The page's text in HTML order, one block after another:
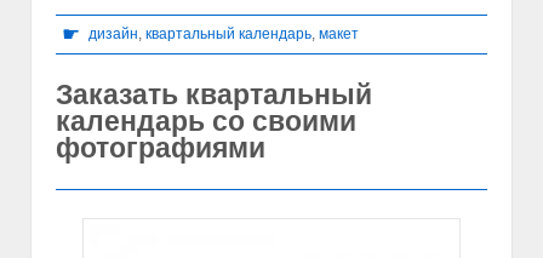
☛ дизайн квартальный календарь макет
Заказать квартальный
календарь со своими
фотографиями